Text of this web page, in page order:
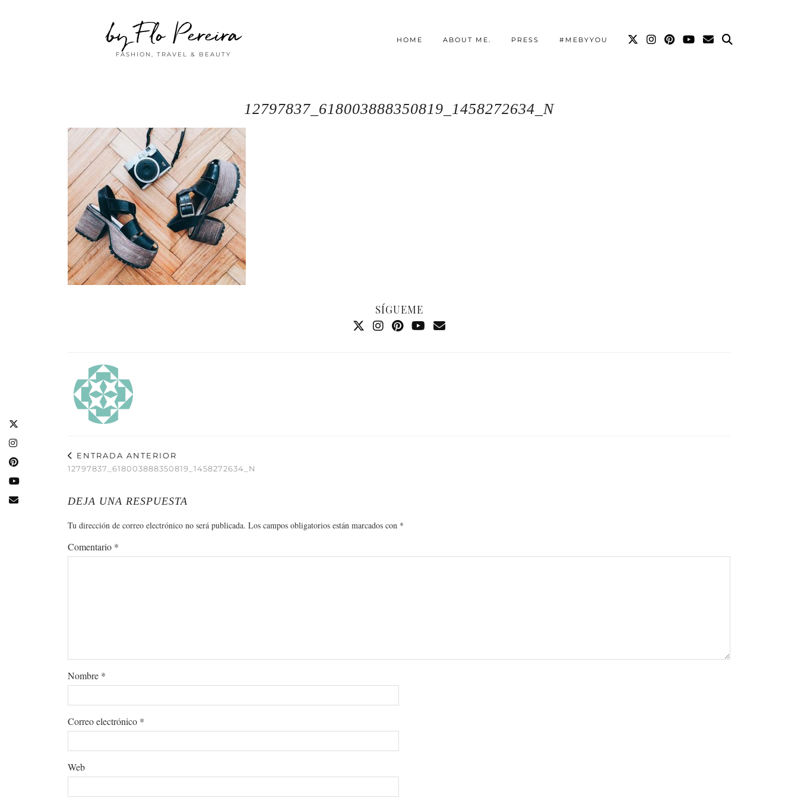
by Flo Pereira
FASHION, TRAVEL & BEAUTY
HOME ABOUT ME. PRESS #MEBYYOU
12797837_618003888350819_1458272634_N
SÍGUEME
ENTRADA ANTERIOR
12797837_618003888350819_1458272634_N
DEJA UNA RESPUESTA
Tu dirección de correo electrónico no será publicada. Los campos obligatorios están marcados con *
Comentario *
Nombre *
Correo electrónico *
Web